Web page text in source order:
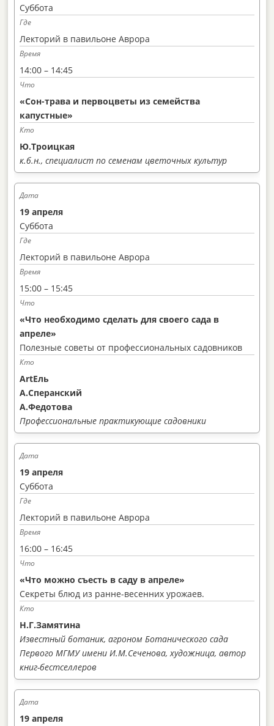
Суббота
Лекторий в павильоне Аврора
14:00 – 14:45
«Сон-трава и первоцветы из семейства
капустные»
Ю.Троицкая
к.б.н., специалист по семенам цветочных культур
19 апреля
Суббота
Лекторий в павильоне Аврора
15:00 – 15:45
«Что необходимо сделать для своего сада в
апреле»
Полезные советы от профессиональных садовников
ArtЕль
А.Сперанский
А.Федотова
Профессиональные практикующие садовники
19 апреля
Суббота
Лекторий в павильоне Аврора
16:00 – 16:45
«Что можно съесть в саду в апреле»
Секреты блюд из ранне-весенних урожаев.
Н.Г.Замятина
Известный ботаник, агроном Ботанического сада
Первого МГМУ имени И.М.Сеченова, художница, автор
книг-бестселлеров
19 апреля